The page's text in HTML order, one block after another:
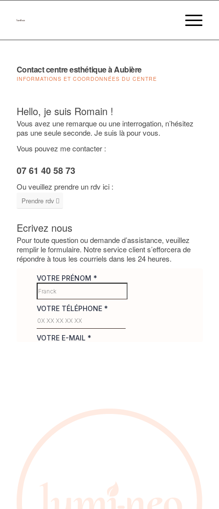
Contact centre esthétique à Aubière
INFORMATIONS ET COORDONNÉES DU CENTRE
Hello, je suis Romain !
Vous avez une remarque ou une interrogation, n’hésitez
pas une seule seconde. Je suis là pour vous.
Vous pouvez me contacter :
07 61 40 58 73
Ou veuillez prendre un rdv ici :
Prendre rdv
Ecrivez nous
Pour toute question ou demande d’assistance, veuillez
remplir le formulaire. Notre service client s’efforcera de
répondre à tous les courriels dans les 24 heures.